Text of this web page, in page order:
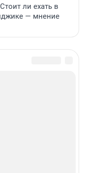
ли ехать в
— мнение